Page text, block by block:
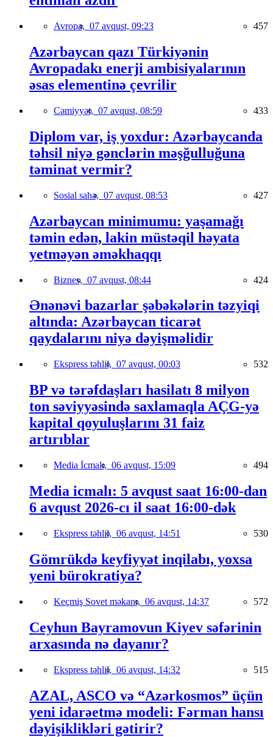
Avropa, 07 avqust, 09:23 457
Azərbaycan qazı Türkiyənin
Avropadakı enerji ambisiyalarının
əsas elementinə çevrilir
Cəmiyyət, 07 avqust, 08:59 433
Diplom var, iş yoxdur: Azərbaycanda
təhsil niyə gənclərin məşğulluğuna
təminat vermir?
Sosial sahə, 07 avqust, 08:53 427
Azərbaycan minimumu: yaşamağı
təmin edən, lakin müstəqil həyata
yetməyən əməkhaqqı
Biznes, 07 avqust, 08:44 424
Ənənəvi bazarlar şəbəkələrin təzyiqi
altında: Azərbaycan ticarət
qaydalarını niyə dəyişməlidir
Ekspress təhlil, 07 avqust, 00:03 532
BP və tərəfdaşları hasilatı 8 milyon
ton səviyyəsində saxlamaqla AÇG-yə
kapital qoyuluşlarını 31 faiz
artırıblar
Media İcmalı, 06 avqust, 15:09 494
Media icmalı: 5 avqust saat 16:00-dan
6 avqust 2026-cı il saat 16:00-dək
Ekspress təhlil, 06 avqust, 14:51 530
Gömrükdə keyfiyyət inqilabı, yoxsa
yeni bürokratiya?
Keçmiş Sovet məkanı, 06 avqust, 14:37 572
Ceyhun Bayramovun Kiyev səfərinin
arxasında nə dayanır?
Ekspress təhlil, 06 avqust, 14:32 515
AZAL, ASCO və “Azərkosmos” üçün
yeni idarəetmə modeli: Fərman hansı
dəyişiklikləri gətirir?